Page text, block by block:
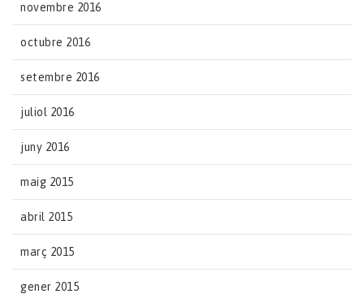
novembre 2016
octubre 2016
setembre 2016
juliol 2016
juny 2016
maig 2015
abril 2015
març 2015
gener 2015